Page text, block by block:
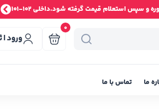
و سپس استعلام قیمت گرفته شود.داخلی 102-101
0
ورود |
ما تماس با ما